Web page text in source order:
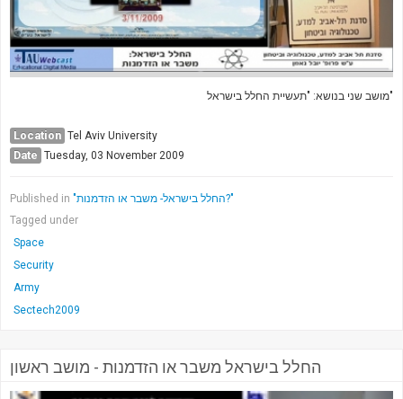
מושב שני בנושא: "תעשיית החלל בישראל"
Location Tel Aviv University
Date Tuesday, 03 November 2009
Published in
"החלל בישראל- משבר או הזדמנות?"
Tagged under
Space
Security
Army
Sectech2009
החלל בישראל משבר או הזדמנות - מושב ראשון